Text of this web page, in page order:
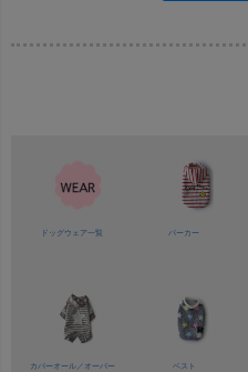
ドッグウェア一覧 パーカー
カバーオール／ オーバー
ベスト